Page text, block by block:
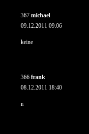
367 michael
09.12.2011 09:06
keine
366 frank
08.12.2011 18:40
n